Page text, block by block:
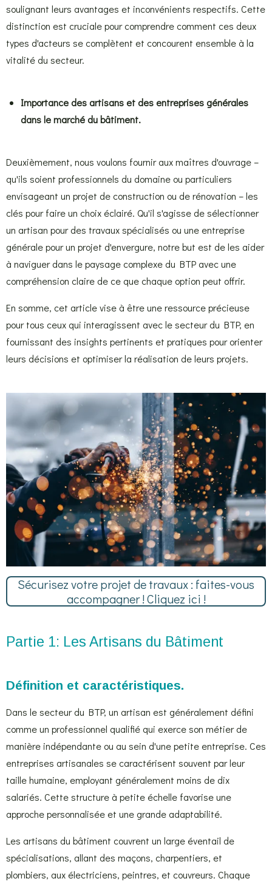
soulignant leurs avantages et inconvénients respectifs. Cette
distinction est cruciale pour comprendre comment ces deux
types d'acteurs se complètent et concourent ensemble à la
vitalité du secteur.
Importance des artisans et des entreprises générales
dans le marché du bâtiment.
Deuxièmement, nous voulons fournir aux maîtres d'ouvrage –
qu'ils soient professionnels du domaine ou particuliers
envisageant un projet de construction ou de rénovation – les
clés pour faire un choix éclairé. Qu'il s'agisse de sélectionner
un artisan pour des travaux spécialisés ou une entreprise
générale pour un projet d'envergure, notre but est de les aider
à naviguer dans le paysage complexe du BTP avec une
compréhension claire de ce que chaque option peut offrir.
En somme, cet article vise à être une ressource précieuse
pour tous ceux qui interagissent avec le secteur du BTP, en
fournissant des insights pertinents et pratiques pour orienter
leurs décisions et optimiser la réalisation de leurs projets.
Sécurisez votre projet de travaux : faites-vous
accompagner ! Cliquez ici !
Partie 1: Les Artisans du Bâtiment
Définition et caractéristiques.
Dans le secteur du BTP, un artisan est généralement défini
comme un professionnel qualifié qui exerce son métier de
manière indépendante ou au sein d'une petite entreprise. Ces
entreprises artisanales se caractérisent souvent par leur
taille humaine, employant généralement moins de dix
salariés. Cette structure à petite échelle favorise une
approche personnalisée et une grande adaptabilité.
Les artisans du bâtiment couvrent un large éventail de
spécialisations, allant des maçons, charpentiers, et
plombiers, aux électriciens, peintres, et couvreurs. Chaque